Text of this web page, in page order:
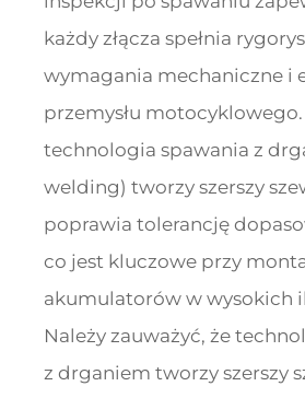
każdy złącza spełnia
wymagania mechaniczne i
przemysłu
technologia spawania z
welding) tworzy szerszy
poprawia tolerancję
co jest kluczowe przy
akumulatorów w wysokich
Należy zauważyć, że
z drganiem tworzy szerszy